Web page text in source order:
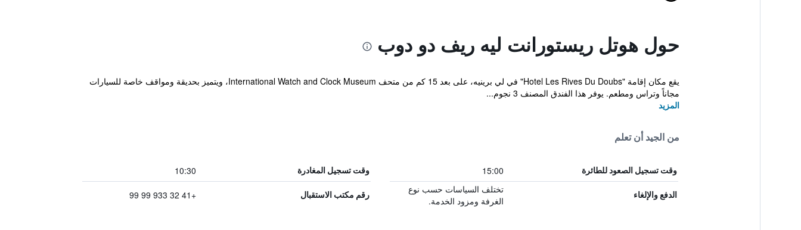
حول هوتل ريستورانت ليه ريف دو دوب
يقع مكان إقامة "Hotel Les Rives Du Doubs" في لي برينيه، على بعد 15 كم من متحف International Watch and Clock Museum، ويتميز بحديقة ومواقف خاصة للسيارات
مجاناً وتراس ومطعم. يوفر هذا الفندق المصنف 3 نجوم...
المزيد
من الجيد أن تعلم
وقت تسجيل الصعود للطائرة 15:00 وقت تسجيل المغادرة 10:30
الدفع والإلغاء
تختلف السياسات حسب نوع
الغرفة ومزود الخدمة.
رقم مكتب الاستقبال +41 32 933 99 99